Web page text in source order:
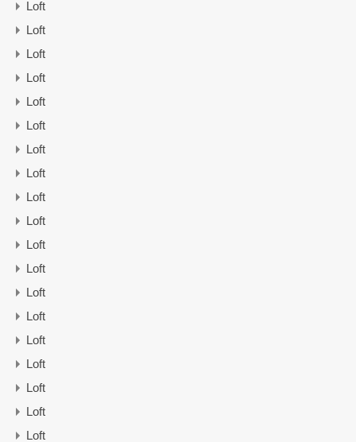
Loft
Loft
Loft
Loft
Loft
Loft
Loft
Loft
Loft
Loft
Loft
Loft
Loft
Loft
Loft
Loft
Loft
Loft
Loft